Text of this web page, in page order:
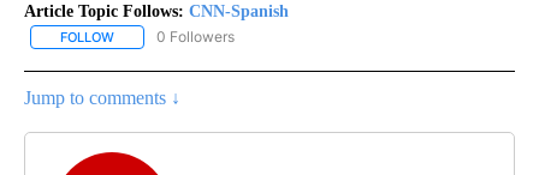
Article Topic Follows: CNN-Spanish
FOLLOW FOLLOW "CNN-SPANISH" TO RECEIVE NOTIFICATIONS ABOUT
0 Followers
Jump to comments ↓